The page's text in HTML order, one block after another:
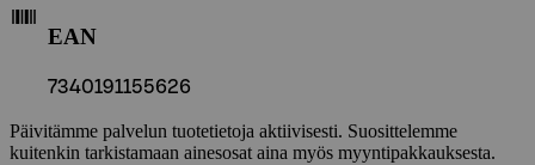
EAN
7340191155626
Päivitämme palvelun tuotetietoja aktiivisesti. Suosittelemme
kuitenkin tarkistamaan ainesosat aina myös myyntipakkauksesta.